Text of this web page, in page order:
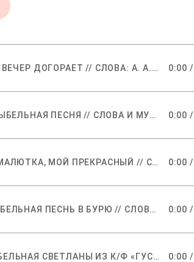
ТИХО ВЕЧЕР ДОГОРАЕТ // СЛОВА: А. А. ФЕТ МУЗЫКА: Н. А. РИМСКИЙ -КОРСАКОВ 0:00 /
КОЛЫБЕЛЬНАЯ ПЕСНЯ // СЛОВА И МУЗЫКА: С. И. ТАНЕЕВ 0:00 /
СПИ, МАЛЮТКА, МОЙ ПРЕКРАСНЫЙ // СЛОВА: А. В. АРСЕНЬЕВ МУЗЫКА: М. А. БАЛАКИРЕВ 0:00 /
КОЛЫБЕЛЬНАЯ ПЕСНЬ В БУРЮ // СЛОВА: А. Н. ПЛЕЩЕЕВ МУЗЫКА: П. И. ЧАЙКОВСКИЙ 0:00 /
КОЛЫБЕЛЬНАЯ СВЕТЛАНЫ ИЗ К/Ф «ГУСАРСКАЯ БАЛЛАДА» // СЛОВА: А. К. ГЛАДКОВ МУЗЫКА: Т. Н. ХРЕННИКОВ 0:00 /